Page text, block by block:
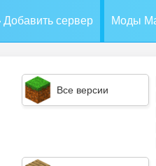
Добавить сервер Моды
Все версии